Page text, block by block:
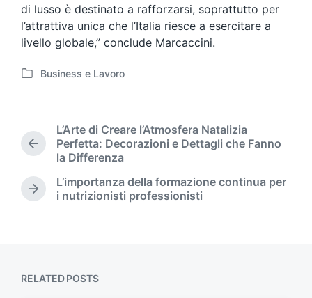
di lusso è destinato a rafforzarsi, soprattutto per
l’attrattiva unica che l’Italia riesce a esercitare a
livello globale,” conclude Marcaccini.
P
e
d
n
Business e Lavoro
P
e
v
i
o
L’Arte di Creare l’Atmosfera Natalizia
Perfetta: Decorazioni e Dettagli che Fanno
la Differenza
N
s
L’importanza della formazione continua per
i nutrizionisti professionisti
RELATED POSTS